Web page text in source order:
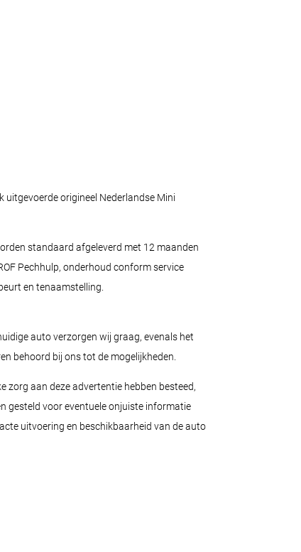
uitgevoerde origineel Nederlandse Mini
standaard afgeleverd met 12 maanden
Pechhulp, onderhoud conform service
en tenaamstelling.
auto verzorgen wij graag, evenals het
behoord bij ons tot de mogelijkheden.
zorg aan deze advertentie hebben besteed,
gesteld voor eventuele onjuiste informatie
uitvoering en beschikbaarheid van de auto